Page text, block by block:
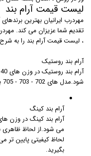
لیست قیمت آرام بند
مهردرب ایرانیان بهترین
تقدیم شما عزیزان می کند.
، لیست قیمت آرام بند را به
آرام بند روستیک
شود.مدل های 702 - 703 - 705 برای اطلاع از قیمت همکار تماس بگیرید.
آرام بند کینگ
می شود.از لحاظ ظاهری
لحاظ کیفیتی پایین تر
بگیرید.